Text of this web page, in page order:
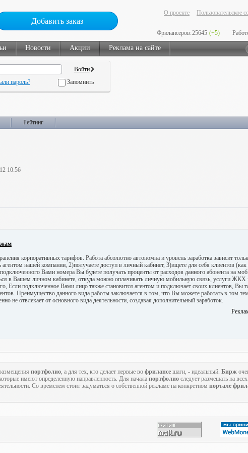
Добавить заказ
О проекте Пользовательское
Фрилансеров:25645 (+5)
Новости Акции Реклама на сайте
пароль? Запомнить
Рейтинг
10:56
корпоративных тарифов. Работа абсолютно автономна и уровень заработка зависит
агентом нашей компании, 2)получаете доступ в личный кабинет, 3)ищете для себя клиентов
Вами номера Вы будете получать проценты от расходов данного абонента на
в Вашем личном кабинете, откуда можно оплачивать личную мобильную связь, услуги ЖКХ
Если подключенное Вами лицо также становится агентом и подключает своих клиентов, Вы
Преимущество данного вида работы заключается в том, что Вы можете работать в том
не отвлекает от основного вида деятельности, создавая дополнительный заработок.
портфолио, а для тех, кто делает первые во фрилансе шаги, - идеальный. Бирж
имеют определенную направленность. Для начала портфолио следует размещать на
Со временем стоит задуматься о собственной рекламе на конкретном портале